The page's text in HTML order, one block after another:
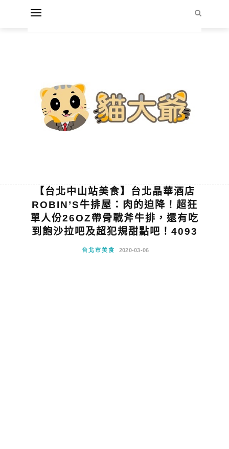
【台北中山站美食】台北晶華酒店
ROBIN’S牛排屋：肉的迫降！超狂
單人份26OZ帶骨戰斧牛排，還有吃
到飽沙拉吧及超犯規甜點吧！4093
台北市美食 2020-03-06